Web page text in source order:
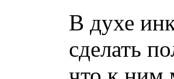
В духе
сделать